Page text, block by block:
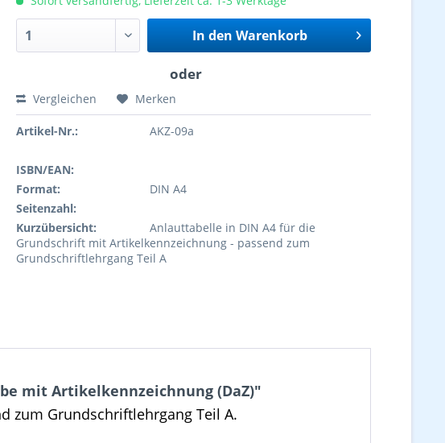
In den Warenkorb
Vergleichen Merken
Artikel-Nr.: AKZ-09a
ISBN/EAN:
Format:
DIN A4
Seitenzahl:
Kurzübersicht:
Anlauttabelle in DIN A4 für die
Grundschrift mit Artikelkennzeichnung - passend zum
Grundschriftlehrgang Teil A
mit Artikelkennzeichnung (DaZ)"
zum Grundschriftlehrgang Teil A.